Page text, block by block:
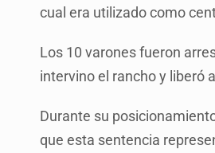
cual era utilizado como
Los 10 varones fueron
intervino el rancho y liberó
Durante su
que esta sentencia